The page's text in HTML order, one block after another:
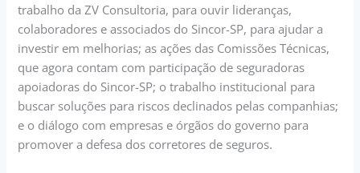
trabalho da ZV Consultoria, para ouvir lideranças,
colaboradores e associados do Sincor-SP, para ajudar a
investir em melhorias; as ações das Comissões Técnicas,
que agora contam com participação de seguradoras
apoiadoras do Sincor-SP; o trabalho institucional para
buscar soluções para riscos declinados pelas companhias;
e o diálogo com empresas e órgãos do governo para
promover a defesa dos corretores de seguros.